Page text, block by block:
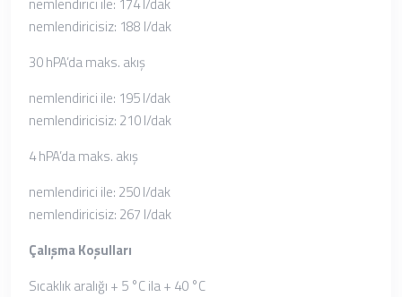
nemlendiricisiz: 188 l/dak
30 hPA’da maks. akış
nemlendirici ile: 195 l/dak
nemlendiricisiz: 210 l/dak
4 hPA’da maks. akış
nemlendirici ile: 250 l/dak
nemlendiricisiz: 267 l/dak
Çalışma Koşulları
Sıcaklık aralığı + 5 °C ila + 40 °C